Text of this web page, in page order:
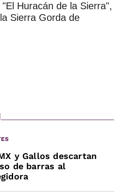
Huracán de la Sierra",
Sierra Gorda de
y Gallos descartan
de barras al